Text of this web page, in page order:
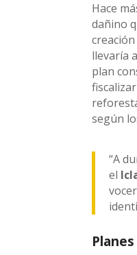
Hace
dañino
llevaría
plan
según
“A
el
Planes